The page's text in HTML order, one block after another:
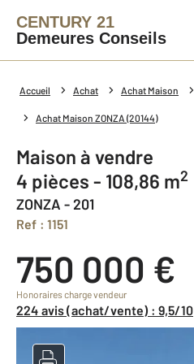
CENTURY 21
Demeures Conseils
Accueil Achat Achat Maison
Achat Maison ZONZA (20144)
Maison à vendre
4 pièces - 108,86 m2
ZONZA - 201
Ref : 1151
750 000 €
Honoraires charge vendeur
224 avis (achat/vente) : 9,5/10